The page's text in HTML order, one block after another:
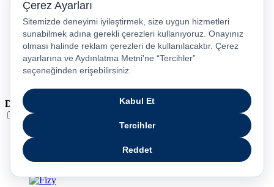
Dyson V8
Samsung Galaxy S25
Samsung Galaxy S25 Ultra
PS5 / Playstation 5
PS4 / Playstation 4
Nintendo Switch
Xbox Series S
Dil
Türkçe
English
русский